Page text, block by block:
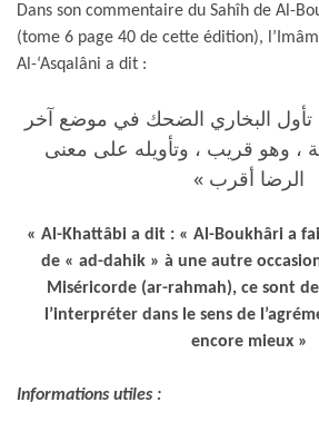
Dans son commentaire du Sahîh de Al-
(tome 6 page 40 de cette édition),
Al-‘Asqalâni a dit :
تأول البخاري الضحك في موضع آخر
، وهو قريب ، وتأويله على معنى
الرضا أقرب »
« Al-Khattâbi a dit : « Al-Boukhâri a
de « ad-dahik » à une autre
Miséricorde (ar-rahmah), ce sont
l’interpréter dans le sens de
encore mieux »
Informations utiles :